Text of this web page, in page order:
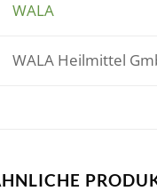
WALA
WALA Heilmittel